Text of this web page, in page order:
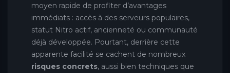
moyen rapide de profiter d’avantages
immédiats : accès à des serveurs populaires,
statut Nitro actif, ancienneté ou communauté
déjà développée. Pourtant, derrière cette
apparente facilité se cachent de nombreux
risques concrets, aussi bien techniques que